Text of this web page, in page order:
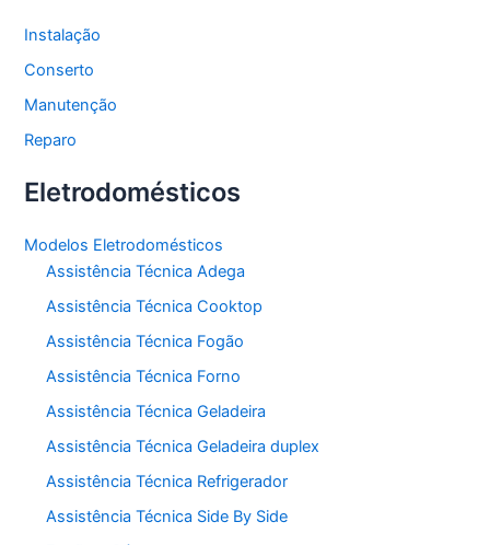
Instalação
Conserto
Manutenção
Reparo
Eletrodomésticos
Modelos Eletrodomésticos
Assistência Técnica Adega
Assistência Técnica Cooktop
Assistência Técnica Fogão
Assistência Técnica Forno
Assistência Técnica Geladeira
Assistência Técnica Geladeira duplex
Assistência Técnica Refrigerador
Assistência Técnica Side By Side